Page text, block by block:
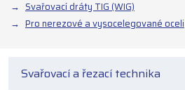
Svařovací dráty TIG (WIG)
Pro nerezové a vysocelegované oceli
Svařovací a řezací technika